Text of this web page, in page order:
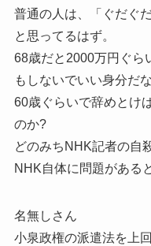
普通の人は、「ぐだぐ
と思ってるはず。
68歳だと2000万円ぐら
もしないでいい身分だ
60歳ぐらいで辞めとけ
のか?
どのみちNHK記者の自
NHK自体に問題がある
名無しさん
小泉政権の派遣法を上